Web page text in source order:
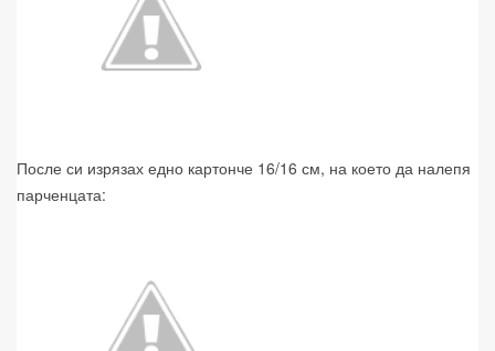
После си изрязах едно картонче 16/16 см, на което да налепя
парченцата: